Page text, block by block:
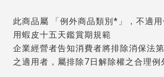
此商品屬 「例外商品類別*」，不適
用蝦皮十五天鑑賞期規範
企業經營者告知消費者將排除消保法
之適用者，屬排除7日解除權之合理例